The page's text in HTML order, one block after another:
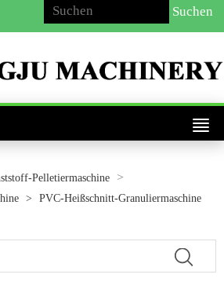
Pelletiermaschine >
> PVC-Heißschnitt-Granuliermaschine